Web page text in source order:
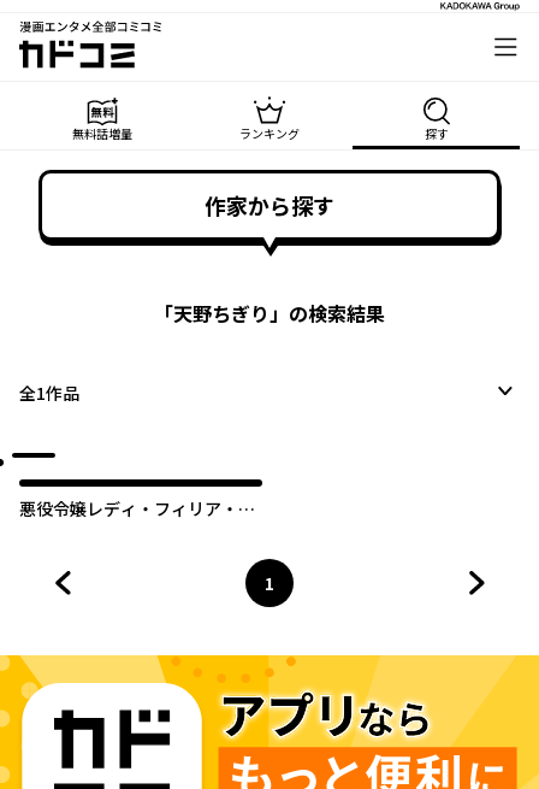
漫画エンタメ全部コミコミ
カドコミ
無料話増量 ランキング 探す
作家から探す
「天野ちぎり」の検索結果
全1作品
悪役令嬢レディ・フィリア・
ページ
1
へ